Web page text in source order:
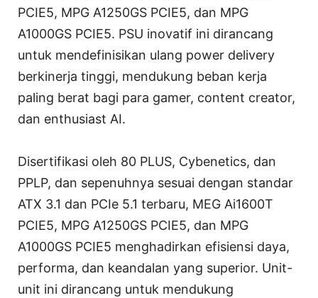
PCIE5, MPG A1250GS PCIE5, dan MPG
A1000GS PCIE5. PSU inovatif ini dirancang
untuk mendefinisikan ulang power delivery
berkinerja tinggi, mendukung beban kerja
paling berat bagi para gamer, content creator,
dan enthusiast AI.
Disertifikasi oleh 80 PLUS, Cybenetics, dan
PPLP, dan sepenuhnya sesuai dengan standar
ATX 3.1 dan PCIe 5.1 terbaru, MEG Ai1600T
PCIE5, MPG A1250GS PCIE5, dan MPG
A1000GS PCIE5 menghadirkan efisiensi daya,
performa, dan keandalan yang superior. Unit-
unit ini dirancang untuk mendukung